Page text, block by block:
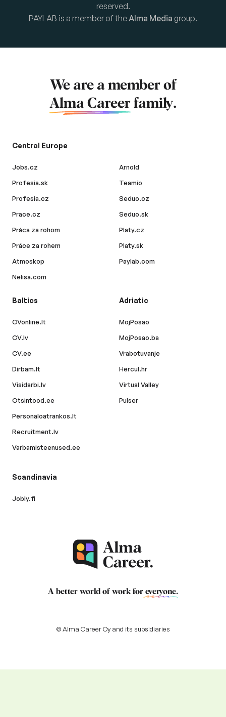
reserved.
PAYLAB is a member of theAlma Media group.
We are a member of
Alma Career family.
Central Europe
Jobs.cz
Profesia.sk
Profesia.cz
Prace.cz
Práca za rohom
Práce za rohem
Atmoskop
Nelisa.com
Arnold
Teamio
Seduo.cz
Seduo.sk
Platy.cz
Platy.sk
Paylab.com
Baltics
CVonline.lt
CV.lv
CV.ee
Dirbam.lt
Visidarbi.lv
Otsintood.ee
Personaloatrankos.lt
Recruitment.lv
Varbamisteenused.ee
Adriatic
MojPosao
MojPosao.ba
Vrabotuvanje
Hercul.hr
Virtual Valley
Pulser
Scandinavia
Jobly.fi
A better world of work for everyone.
© Alma Career Oy and its subsidiaries